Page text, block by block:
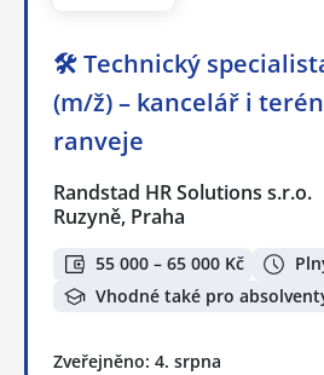
🛠️ Technický
(m/ž) – kancelář i
ranveje
Randstad HR Solutions s.r.o.
Ruzyně, Praha
55 000 – 65 000 Kč
Vhodné také pro
Zveřejněno: 4. srpna